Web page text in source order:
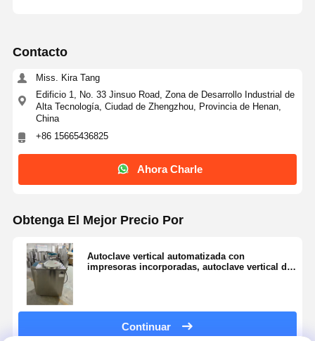
Contacto
Miss. Kira Tang
Edificio 1, No. 33 Jinsuo Road, Zona de Desarrollo Industrial de
Alta Tecnología, Ciudad de Zhengzhou, Provincia de Henan,
China
+86 15665436825
Ahora Charle
Obtenga El Mejor Precio Por
Autoclave vertical automatizada con
impresoras incorporadas, autoclave vertical de
Continuar